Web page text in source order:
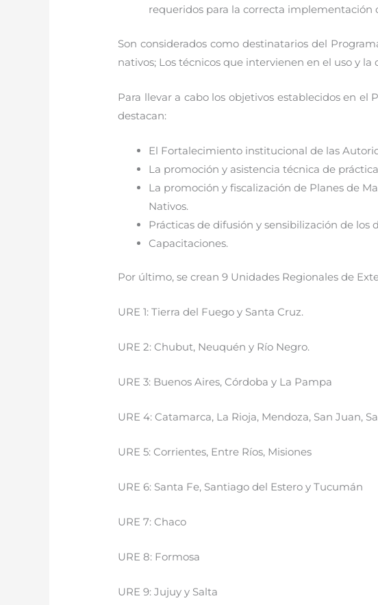
requeridos para la correcta implementación
Son considerados como destinatarios del
nativos; Los técnicos que intervienen en el uso y
Para llevar a cabo los objetivos establecidos en
destacan:
El Fortalecimiento institucional de las
La promoción y asistencia técnica de
La promoción y fiscalización de Planes de
Nativos.
Prácticas de difusión y sensibilización de
Capacitaciones.
Por último, se crean 9 Unidades Regionales de
URE 1: Tierra del Fuego y Santa Cruz.
URE 2: Chubut, Neuquén y Río Negro.
URE 3: Buenos Aires, Córdoba y La Pampa
URE 4: Catamarca, La Rioja, Mendoza, San Juan,
URE 5: Corrientes, Entre Ríos, Misiones
URE 6: Santa Fe, Santiago del Estero y Tucumán
URE 7: Chaco
URE 8: Formosa
URE 9: Jujuy y Salta